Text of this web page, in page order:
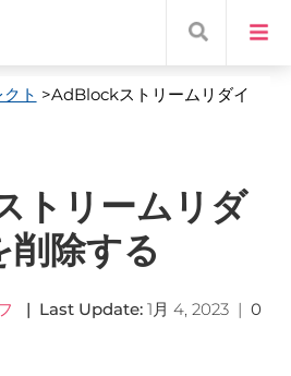
ト >AdBlockストリームリダイ
リームリダ
削除する
| Last Update: 1月 4, 2023| 0